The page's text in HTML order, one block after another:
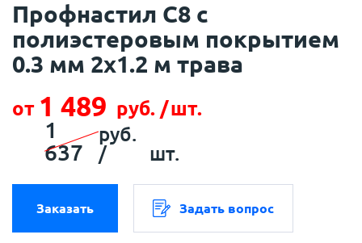
Профнастил С8 с
полиэстеровым покрытием
0.3 мм 2х1.2 м трава
от 1 489 руб. /шт.
1
637
руб.
/
шт.
Заказать Задать вопрос